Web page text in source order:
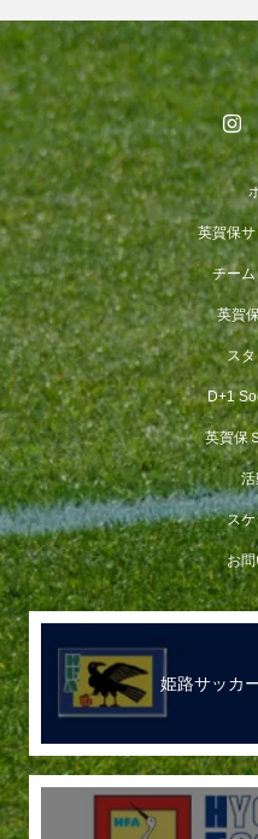
英賀保
チー
英賀
ス
D+1
英賀保
ス
お
姫路サッカ